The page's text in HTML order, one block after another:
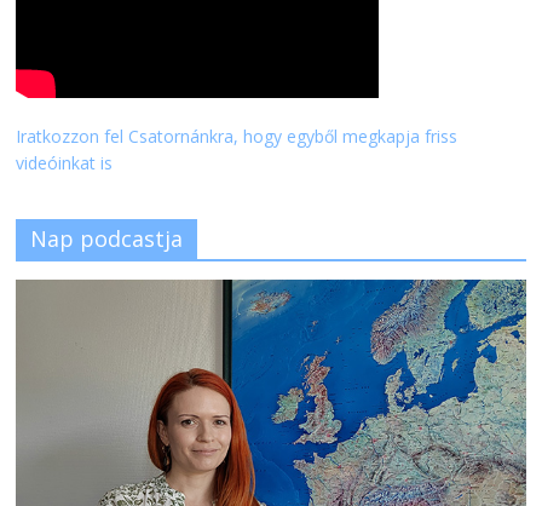
Iratkozzon fel Csatornánkra, hogy egyből megkapja friss
videóinkat is
Nap podcastja